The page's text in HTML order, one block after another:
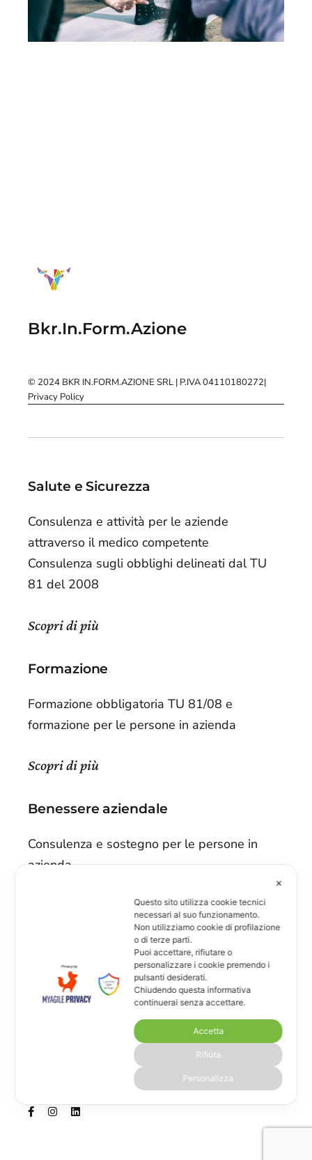
Bkr.In.Form.Azione
© 2024 BKR IN.FORM.AZIONE SRL | P.IVA 04110180272|
Privacy Policy
Salute e Sicurezza
Consulenza e attività per le aziende
attraverso il medico competente
Consulenza sugli obblighi delineati dal TU
81 del 2008
Scopri di più
Formazione
Formazione obbligatoria TU 81/08 e
formazione per le persone in azienda
Scopri di più
Benessere aziendale
Consulenza e sostegno per le persone in
azienda
Via G. La Pira 19/4
San Donà di Piave - VE
info@bkrinformazione.it
✕
Questo sito utilizza cookie tecnici
necessari al suo funzionamento.
Non utilizziamo cookie di profilazione
o di terze parti.
Puoi accettare, rifiutare o
personalizzare i cookie premendo i
pulsanti desiderati.
Chiudendo questa informativa
continuerai senza accettare.
Accetta
Rifiuta
Personalizza